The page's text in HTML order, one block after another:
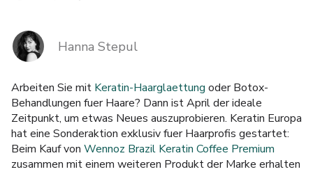
Versandarten & Zahlungsarten
FAQ
Kontakt
Hanna Stepul
Arbeiten Sie mit Keratin-Haarglaettung oder Botox-
Behandlungen fuer Haare? Dann ist April der ideale
Zeitpunkt, um etwas Neues auszuprobieren. Keratin Europa
hat eine Sonderaktion exklusiv fuer Haarprofis gestartet:
Beim Kauf von Wennoz Brazil Keratin Coffee Premium
zusammen mit einem weiteren Produkt der Marke erhalten